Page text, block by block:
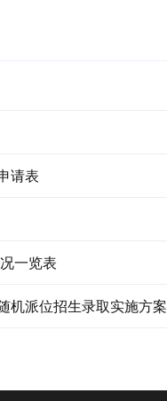
请表
一览表
机派位招生录取实施方案